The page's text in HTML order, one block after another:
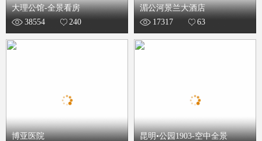
大理公馆-全景看房
38554
240
湄公河景兰大酒店
17317
63
博亚医院
昆明•公园1903-空中全景